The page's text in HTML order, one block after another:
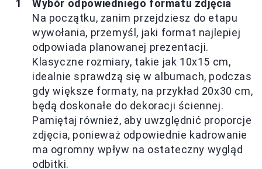
Wybór odpowiedniego formatu zdjęcia
Na początku, zanim przejdziesz do etapu
wywołania, przemyśl, jaki format najlepiej
odpowiada planowanej prezentacji.
Klasyczne rozmiary, takie jak 10x15 cm,
idealnie sprawdzą się w albumach, podczas
gdy większe formaty, na przykład 20x30 cm,
będą doskonałe do dekoracji ściennej.
Pamiętaj również, aby uwzględnić proporcje
zdjęcia, ponieważ odpowiednie kadrowanie
ma ogromny wpływ na ostateczny wygląd
odbitki.